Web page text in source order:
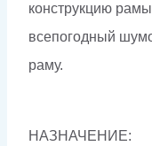
конструкцию
всепогодный
раму.
НАЗНАЧЕНИЕ: